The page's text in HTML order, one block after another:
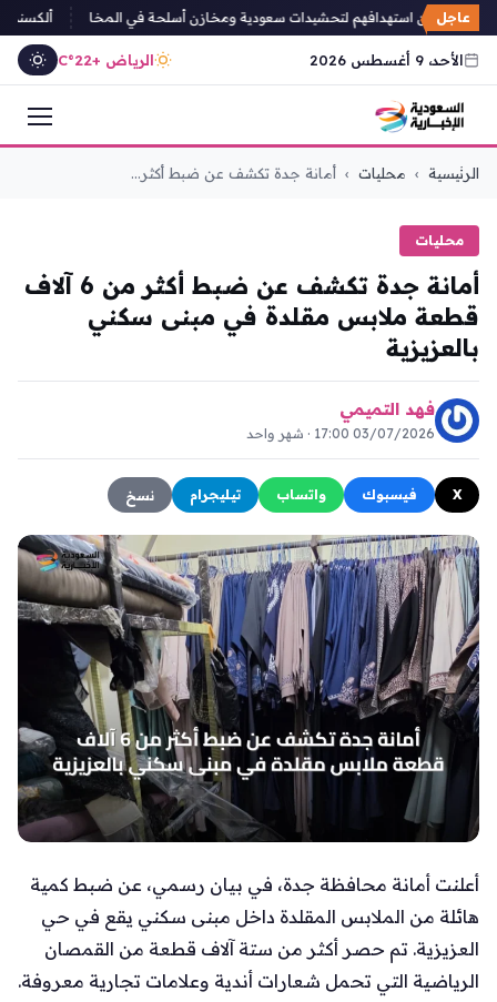
عاجل
يعلنون استهدافهم لتحشيدات سعودية ومخازن أسلحة في المخا
الأحد، 9 أغسطس 2026 الرياض +22°C
التجاوز
الرئيسية › محليات › أمانة جدة تكشف عن ضبط أكثر...
محليات
أمانة جدة تكشف عن ضبط أكثر من 6 آلاف
قطعة ملابس مقلدة في مبنى سكني
بالعزيزية
فهد التميمي
03/07/2026 17:00 · شهر واحد
X فيسبوك واتساب تيليجرام نسخ
أعلنت أمانة محافظة جدة، في بيان رسمي، عن ضبط كمية
هائلة من الملابس المقلدة داخل مبنى سكني يقع في حي
العزيزية. تم حصر أكثر من ستة آلاف قطعة من القمصان
الرياضية التي تحمل شعارات أندية وعلامات تجارية معروفة.